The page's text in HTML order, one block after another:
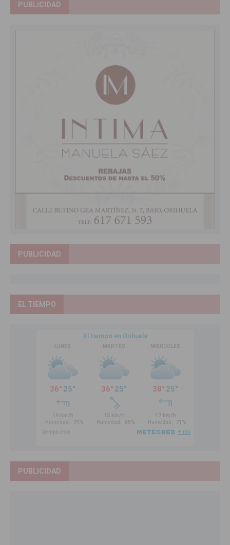
PUBLICIDAD
PUBLICIDAD
EL TIEMPO
PUBLICIDAD